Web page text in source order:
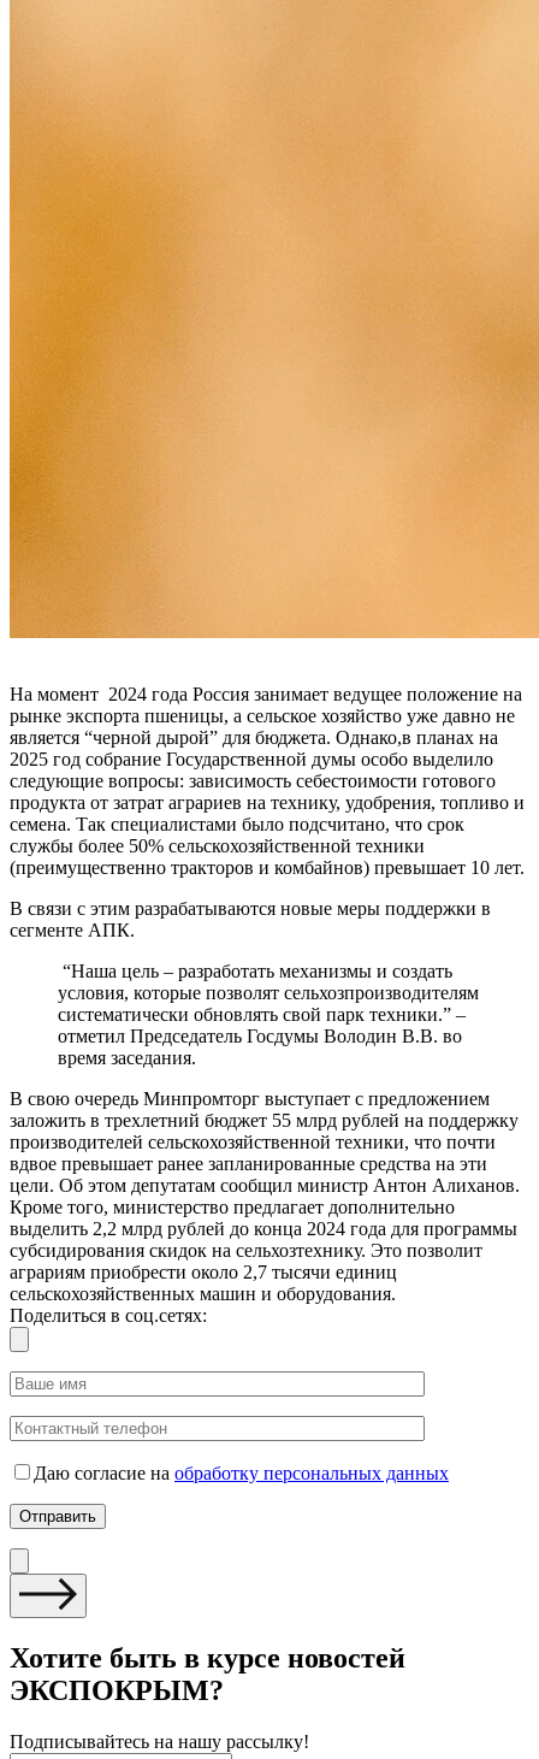
На момент 2024 года Россия занимает ведущее положение на
рынке экспорта пшеницы, а сельское хозяйство уже давно не
является “черной дырой” для бюджета. Однако,в планах на
2025 год собрание Государственной думы особо выделило
следующие вопросы: зависимость себестоимости готового
продукта от затрат аграриев на технику, удобрения, топливо и
семена. Так специалистами было подсчитано, что срок
службы более 50% сельскохозяйственной техники
(преимущественно тракторов и комбайнов) превышает 10 лет.
В связи с этим разрабатываются новые меры поддержки в
сегменте АПК.
“Наша цель – разработать механизмы и создать
условия, которые позволят сельхозпроизводителям
систематически обновлять свой парк техники.” –
отметил Председатель Госдумы Володин В.В. во
время заседания.
В свою очередь Минпромторг выступает с предложением
заложить в трехлетний бюджет 55 млрд рублей на поддержку
производителей сельскохозяйственной техники, что почти
вдвое превышает ранее запланированные средства на эти
цели. Об этом депутатам сообщил министр Антон Алиханов.
Кроме того, министерство предлагает дополнительно
выделить 2,2 млрд рублей до конца 2024 года для программы
субсидирования скидок на сельхозтехнику. Это позволит
аграриям приобрести около 2,7 тысячи единиц
сельскохозяйственных машин и оборудования.
Поделиться в соц.сетях:
Даю согласие на обработку персональных данных
Хотите быть в курсе новостей
ЭКСПОКРЫМ?
Подписывайтесь на нашу рассылку!